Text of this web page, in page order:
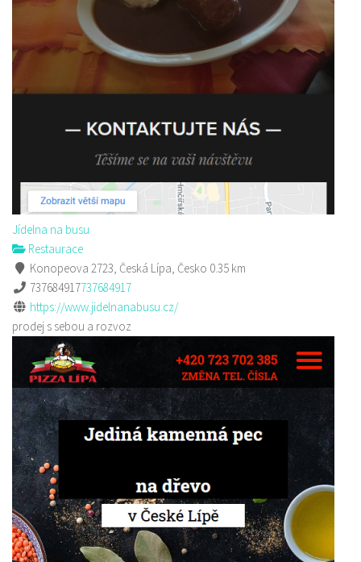
Jídelna na busu
Restaurace
Konopeova 2723, Česká Lípa, Česko 0.35 km
737684917737684917
https://www.jidelnanabusu.cz/
prodej s sebou a rozvoz